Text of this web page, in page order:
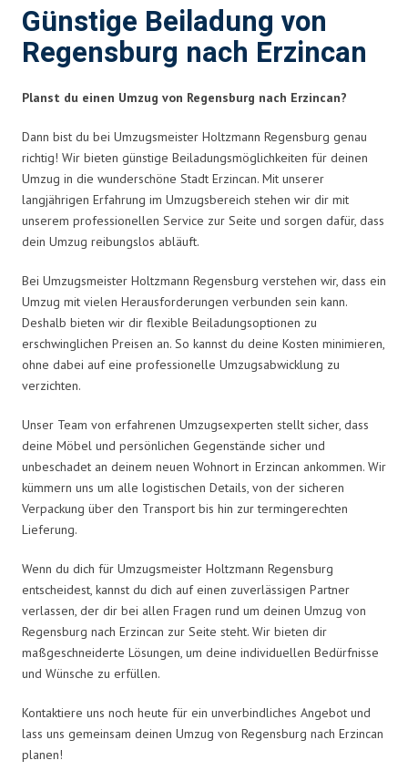
Günstige Beiladung von
Regensburg nach Erzincan
Planst du einen Umzug von Regensburg nach Erzincan?
Dann bist du bei Umzugsmeister Holtzmann Regensburg genau
richtig! Wir bieten günstige Beiladungsmöglichkeiten für deinen
Umzug in die wunderschöne Stadt Erzincan. Mit unserer
langjährigen Erfahrung im Umzugsbereich stehen wir dir mit
unserem professionellen Service zur Seite und sorgen dafür, dass
dein Umzug reibungslos abläuft.
Bei Umzugsmeister Holtzmann Regensburg verstehen wir, dass ein
Umzug mit vielen Herausforderungen verbunden sein kann.
Deshalb bieten wir dir flexible Beiladungsoptionen zu
erschwinglichen Preisen an. So kannst du deine Kosten minimieren,
ohne dabei auf eine professionelle Umzugsabwicklung zu
verzichten.
Unser Team von erfahrenen Umzugsexperten stellt sicher, dass
deine Möbel und persönlichen Gegenstände sicher und
unbeschadet an deinem neuen Wohnort in Erzincan ankommen. Wir
kümmern uns um alle logistischen Details, von der sicheren
Verpackung über den Transport bis hin zur termingerechten
Lieferung.
Wenn du dich für Umzugsmeister Holtzmann Regensburg
entscheidest, kannst du dich auf einen zuverlässigen Partner
verlassen, der dir bei allen Fragen rund um deinen Umzug von
Regensburg nach Erzincan zur Seite steht. Wir bieten dir
maßgeschneiderte Lösungen, um deine individuellen Bedürfnisse
und Wünsche zu erfüllen.
Kontaktiere uns noch heute für ein unverbindliches Angebot und
lass uns gemeinsam deinen Umzug von Regensburg nach Erzincan
planen!